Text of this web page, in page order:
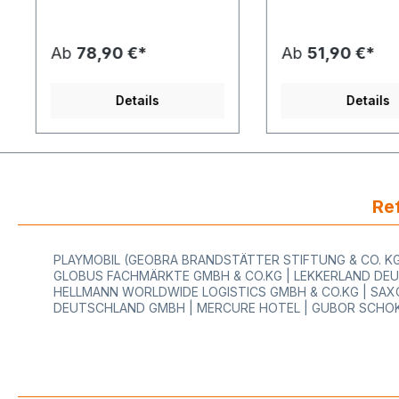
mit gezahntem Messer für
auf Tischabroller Ausführung:
Stahlprofilrahmen in lichtgrau
gezahntem Messer (für
30 cm + 8,4 cm = 38,4 cm)
Gerätehöhe: 29,9 cm
Gesamthöhe inkl. STANDARD
Tischabroller: 61,0 cm
Gerätetiefe: 22,1 cm
jeweils auf 1 Stück
Ab 78,90 €*
Details
fach (für 2 Spulen) Montage:
auf STANDARD
Außenmaße: 6,2 x
cm max. Spulenbreite: 11 cm
1 Stück STANDARD
Lieferumfang: nur
Bandabroller - die
Beispielbild
Tischabroller und
Senkrechtabroller
noch die
Ab 51,90 €*
Details
PLAYMOBIL (GEOBRA BRANDSTÄTTER STIFTUNG & CO.
GLOBUS FACHMÄRKTE GMBH & CO.KG | LEKKERLAND
HELLMANN WORLDWIDE LOGISTICS GMBH & CO.KG |
DEUTSCHLAND GMBH | MERCURE HOTEL | GUBOR